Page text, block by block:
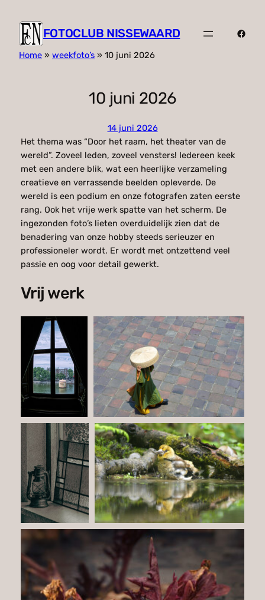
FOTOCLUB NISSEWAARD
Home » weekfoto’s » 10 juni 2026
10 juni 2026
14 juni 2026
Het thema was “Door het raam, het theater van de
wereld”. Zoveel leden, zoveel vensters! Iedereen keek
met een andere blik, wat een heerlijke verzameling
creatieve en verrassende beelden opleverde. De
wereld is een podium en onze fotografen zaten eerste
rang. Ook het vrije werk spatte van het scherm. De
ingezonden foto’s lieten overduidelijk zien dat de
benadering van onze hobby steeds serieuzer en
professioneler wordt. Er wordt met ontzettend veel
passie en oog voor detail gewerkt.
Vrij werk